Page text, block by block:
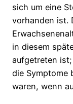
sich um eine
vorhanden ist.
in diesem
aufgetreten
die Symptome
waren, wenn